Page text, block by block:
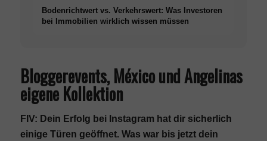
Bodenrichtwert vs. Verkehrswert: Was Investoren
bei Immobilien wirklich wissen müssen
Bloggerevents, México und Angelinas
eigene Kollektion
FIV: Dein Erfolg bei Instagram hat dir sicherlich
einige Türen geöffnet. Was war bis jetzt dein